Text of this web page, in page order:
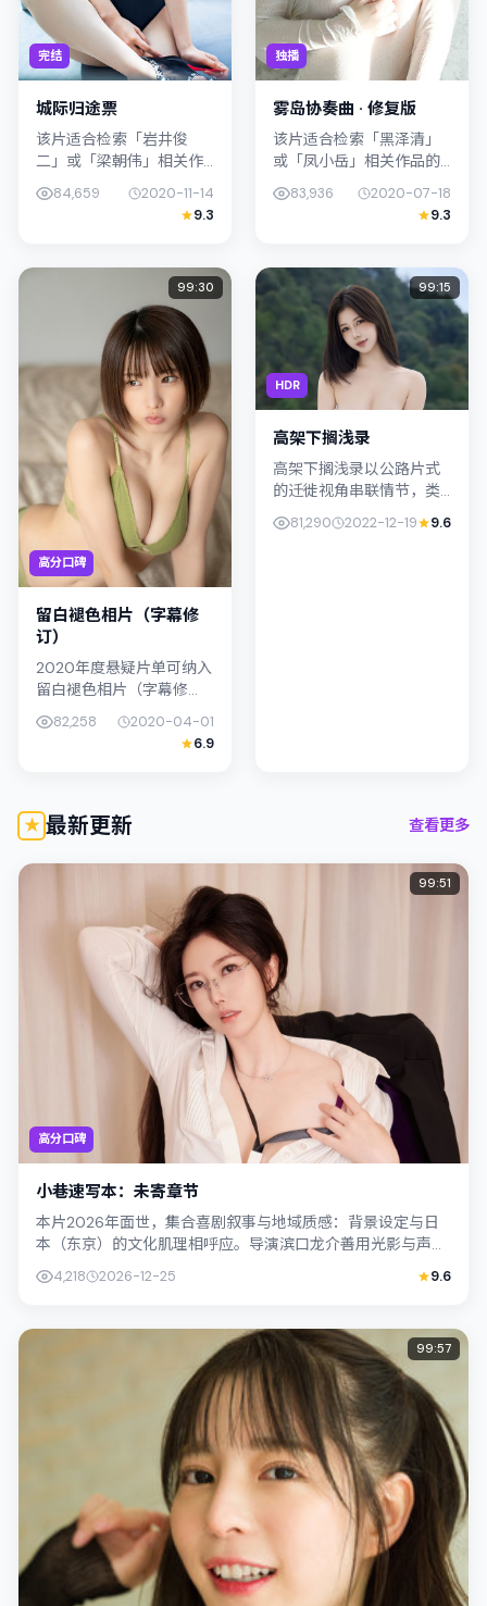
完结
城际归途票
该片适合检索「岩井俊
二」或「梁朝伟」相关作
品的观众：城际归途票在
2020年发行，类型上归入
惊悚，叙事焦点落在家庭
层次丰富，...
84,659
2020-11-14
9.3
独播
雾岛协奏曲 · 修复版
该片适合检索「黑泽清」
或「凤小岳」相关作品的
观众：雾岛协奏曲 · 修复
版在2020年发行，类型上
归入犯罪，叙事焦点落在
配角...
83,936
2020-07-18
9.3
高分口碑
99:30
留白褪色相片（字幕修
订）
2020年度悬疑片单可纳入
留白褪色相片（字幕修
订）：导演洪常秀将镜头
对准泰国（曼谷）的中产
困境，周冬雨与苍井优演
82,258
2020-04-01
6.9
HDR
99:15
高架下搁浅录
高架下搁浅录以公路片式
的迁徙视角串联情节，类
型标签为爱情。滨口龙介
强调纪实气质与留白美
81,290 2022-12-19 9.6
最新更新 查看更多
高分口碑
99:51
小巷速写本：未寄章节
本片2026年面世，集合喜剧叙事与地域质感：背景设定与日
本（东京）的文化肌理相呼应。导演滨口龙介善用光影与声场
塑造孤独感，陈湘琪饰演角色的抉择牵...
4,218 2026-12-25 9.6
99:57